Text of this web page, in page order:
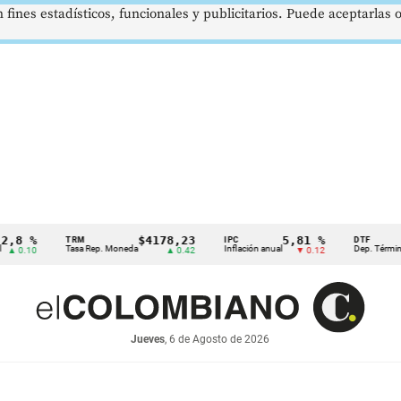
Tasa Rep. Moneda
$4178,23
▲ 0.42 Inflación anual
5,81 %
▼ 0.12 Dep. Término Fijo
Jueves, 6 de Agosto de 2026
estadísticos, funcionales y publicitarios. Puede aceptarlas